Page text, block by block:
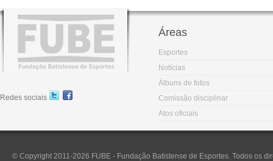
Redes sociais
Áreas
Esportes
Notícias
Álbuns de fotos
Comissão disciplinar
Atos oficiais
© Copyright 2011-2026 FUBE - Fundação Batistense de Esportes. Todos os